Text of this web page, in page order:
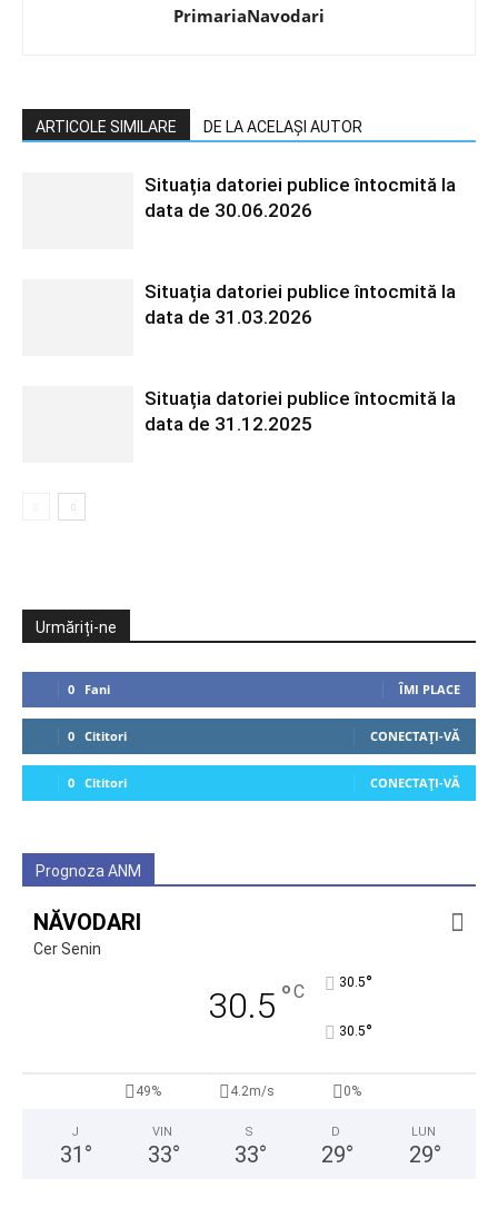
PrimariaNavodari
ARTICOLE SIMILARE DE LA ACELAȘI AUTOR
Situația datoriei publice întocmită la
data de 30.06.2026
Situația datoriei publice întocmită la
data de 31.03.2026
Situația datoriei publice întocmită la
data de 31.12.2025
Urmăriți-ne
0 Fani ÎMI PLACE
0 Cititori CONECTAȚI-VĂ
0 Cititori CONECTAȚI-VĂ
Prognoza ANM
NĂVODARI
Cer Senin
30.5 °C 30.5°
30.5°
49% 4.2m/s 0%
J
31 °
VIN
33°
S
33°
D
29°
LUN
29°